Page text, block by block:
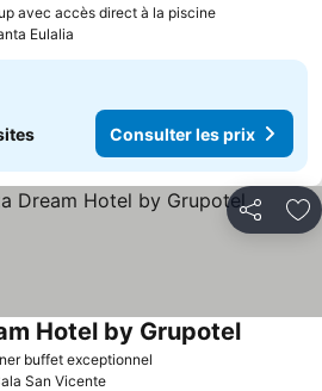
avec accès direct à la piscine
Eulalia
Consulter les prix
Partager
buffet exceptionnel
Hotel by Grupotel
San Vicente